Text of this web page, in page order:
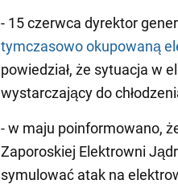
- 15 czerwca dyrektor
tymczasowo okupowaną
powiedział, że sytuacja w
wystarczający do
- w maju poinformowano,
Zaporoskiej Elektrowni
symulować atak na